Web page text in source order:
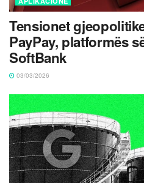
Tensionet
PayPay, platformës
SoftBank
03/03/2026